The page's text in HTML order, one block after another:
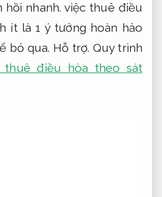
hồi nhanh. việc thuê điều
ít là 1 ý tưởng hoàn hảo
bỏ qua. Hỗ trợ. Quy trình
thuê điều hòa theo sát